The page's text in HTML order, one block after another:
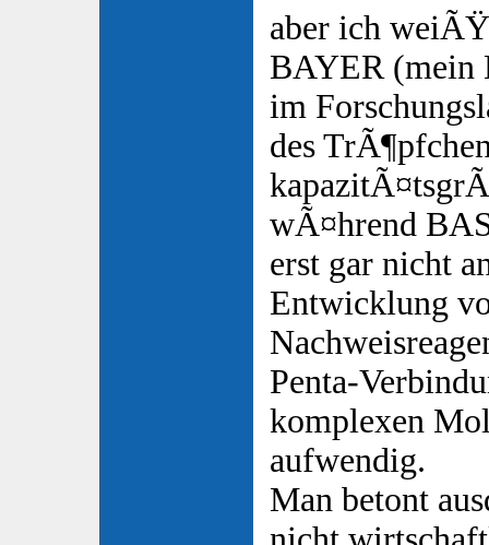
aber ich
BAYER (mein
im
des
wÃ¤hrend
erst gar nicht
Entwicklung
Penta-
komplexen
aufwendig.
Man betont